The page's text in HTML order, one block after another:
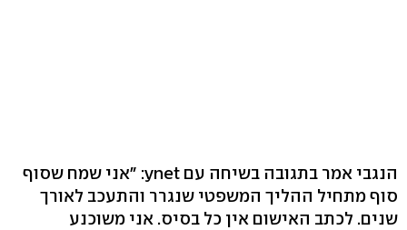
הנגבי אמר בתגובה בשיחה עם ynet: "אני שמח שסוף
סוף מתחיל ההליך המשפטי שנגרר והתעכב לאורך
שנים. לכתב האישום אין כל בסיס. אני משוכנע